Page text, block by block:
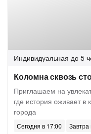
Индивидуальная до 5
Коломна сквозь
Приглашаем на
где история оживает в
города
Сегодня в 17:00
Завтра